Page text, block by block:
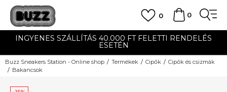
0
0
INGYENES SZÁLLÍTÁS 40.000 FT FELETTI RENDELÉS
ESETÉN
Buzz Sneakers Station - Online shop Termékek Cipők
Cipők és csizmák
Bakancsok